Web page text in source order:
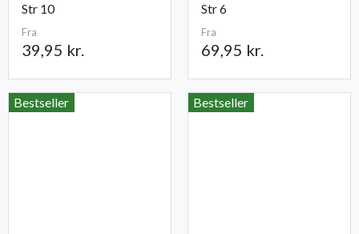
Str 10
Fra
39,95 kr.
Str 6
Fra
69,95 kr.
Bestseller Bestseller